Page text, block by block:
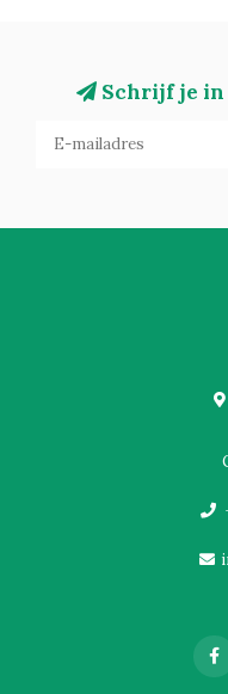
Schrijf je in